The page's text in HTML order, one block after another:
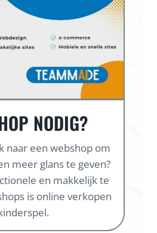
NODIG?
naar een webshop om
meer glans te geven?
en makkelijk te
is online verkopen